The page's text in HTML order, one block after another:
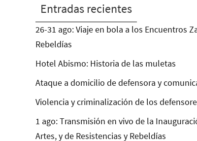
Entradas recientes
26-31 ago: Viaje en bola a los Encuentros
Rebeldías
Hotel Abismo: Historia de las muletas
Ataque a domicilio de defensora y
Violencia y criminalización de los
1 ago: Transmisión en vivo de la
Artes, y de Resistencias y Rebeldías